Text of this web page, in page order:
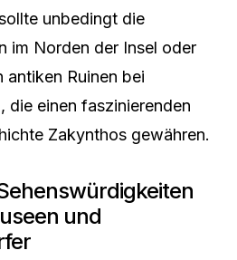
unbedingt die
im Norden der Insel oder
antiken Ruinen bei
die einen faszinierenden
Zakynthos gewähren.
und